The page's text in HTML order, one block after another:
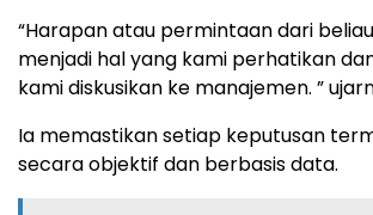
“Harapan atau permintaan dari
menjadi hal yang kami perhatikan
kami diskusikan ke manajemen. ”
Ia memastikan setiap keputusan
secara objektif dan berbasis data.